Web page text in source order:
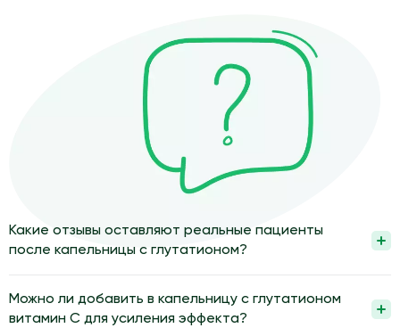
Какие отзывы оставляют реальные пациенты
после капельницы с глутатионом?
улучшение самочувствия и более ровный тон кожи после
курса капельниц. Многие описывают уменьшение усталости и
Можно ли добавить в капельницу с глутатионом
витамин С для усиления эффекта?